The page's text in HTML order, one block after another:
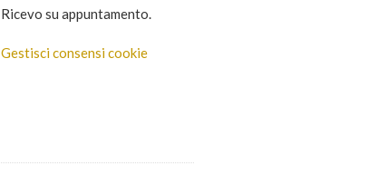
Ricevo su appuntamento.
Gestisci consensi cookie